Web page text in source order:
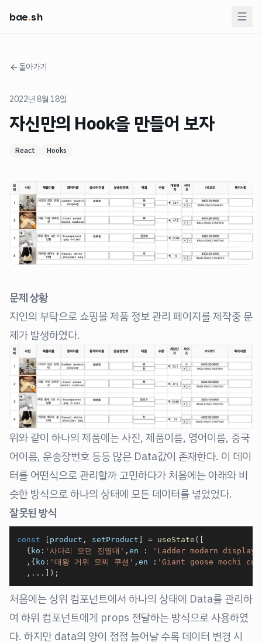
bae.sh
돌아가기
2022년 8월 18일
자신만의 Hook을 만들어 보자
React Hooks
문제 상황
지인의 부탁으로 쇼핑몰 제품 정보 관리 페이지를 제작중 문
제가 발생하였다.
위와 같이 하나의 제품에는 사진, 제품이름, 영어이름, 중국
어이름, 운송장번호 등등 많은 Data값이 존재한다. 이 데이
터를 어떤식으로 관리할까 고민하다가 처음에는 아래와 비
슷한 방식으로 하나의 상태에 모든 데이터를 넣었었다.
잘못된 방식
const [ product , setProduct ] = useState ( [
{ ko : '사다리 모던 진열대' , en : 'Ladder modern display'
, { ko : '대왕 거위 모찌 쿠션' , en : 'Giant goose mochi
, ... ] ) ;
처음에는 상위 컴포넌트에서 하나의 상태에 Data를 관리하
여 하위 컴포넌트에게 props 전달하는 방식으로 사용하였
다. 하지만 data의 양이 점점 늘어날 수록 데이터 변경 시